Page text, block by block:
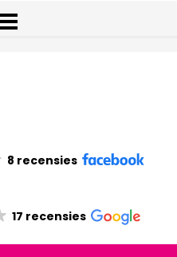
8 recensies
17 recensies